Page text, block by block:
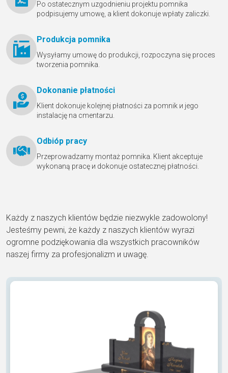
Po ostatecznym uzgodnieniu projektu pomnika
podpisujemy umowę, a klient dokonuje wpłaty zaliczki.
Produkcja pomnika
Wysyłamy umowę do produkcji, rozpoczyna się proces
tworzenia pomnika.
Dokonanie płatności
Klient dokonuje kolejnej płatności za pomnik и jego
instalację na cmentarzu.
Odbióр pracy
Przeprowadzamy montaż pomnika. Klient akceptuje
wykonaną pracę и dokonuje ostatecznej płatności.
Każdy z naszych klientów będzie niezwykle zadowolony!
Jesteśmy pewni, że każdy z naszych klientów wyrazi
ogromne podziękowania dla wszystkich pracowników
naszej firmy za profesjonalizm и uwagę.